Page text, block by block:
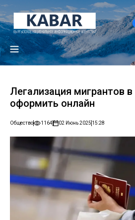
Легализация мигрантов
оформить онлайн
Общество 1164 02 Июнь 2025 15:28